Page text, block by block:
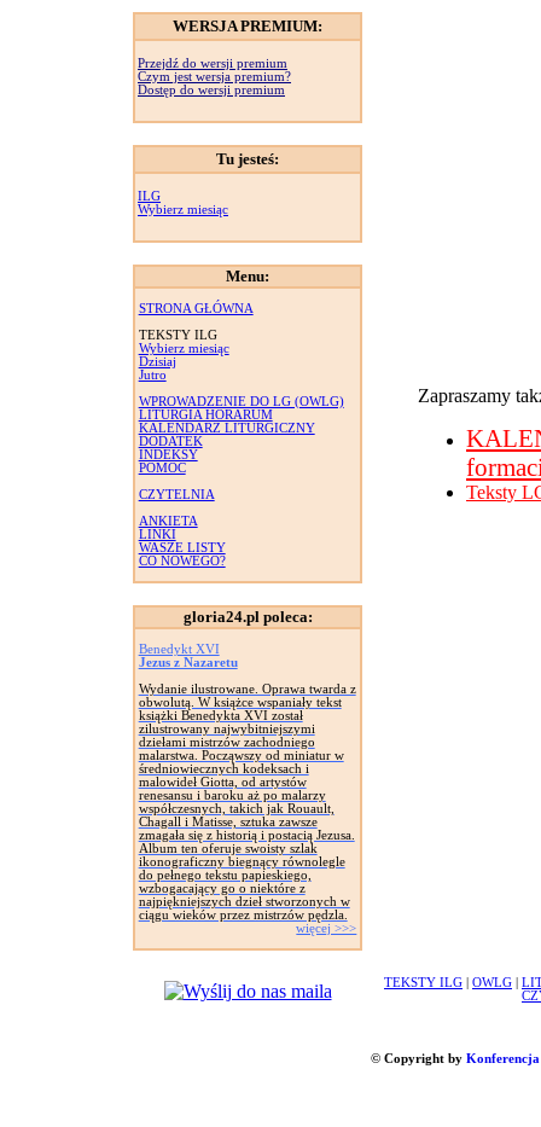
WERSJA PREMIUM:
Przejdź do wersji premium
Czym jest wersja premium?
Dostęp do wersji premium
Tu jesteś:
ILG
Wybierz miesiąc
Menu:
STRONA GŁÓWNA
TEKSTY ILG
Wybierz miesiąc
Dzisiaj
Jutro
WPROWADZENIE DO LG (OWLG)
LITURGIA HORARUM
KALENDARZ LITURGICZNY
DODATEK
INDEKSY
POMOC
CZYTELNIA
ANKIETA
LINKI
WASZE LISTY
CO NOWEGO?
gloria24.pl poleca:
Benedykt XVI
Jezus z Nazaretu
Wydanie ilustrowane. Oprawa twarda z
obwolutą. W książce wspaniały tekst
książki Benedykta XVI został
zilustrowany najwybitniejszymi
dziełami mistrzów zachodniego
malarstwa. Począwszy od miniatur w
średniowiecznych kodeksach i
malowideł Giotta, od artystów
renesansu i baroku aż po malarzy
współczesnych, takich jak Rouault,
Chagall i Matisse, sztuka zawsze
zmagała się z historią i postacią Jezusa.
Album ten oferuje swoisty szlak
ikonograficzny biegnący równolegle
do pełnego tekstu papieskiego,
wzbogacający go o niektóre z
najpiękniejszych dzieł stworzonych w
ciągu wieków przez mistrzów pędzla.
więcej >>>
Zapraszamy
Teksty
TEKSTY ILG OWLG
© Copyright by Konferencja